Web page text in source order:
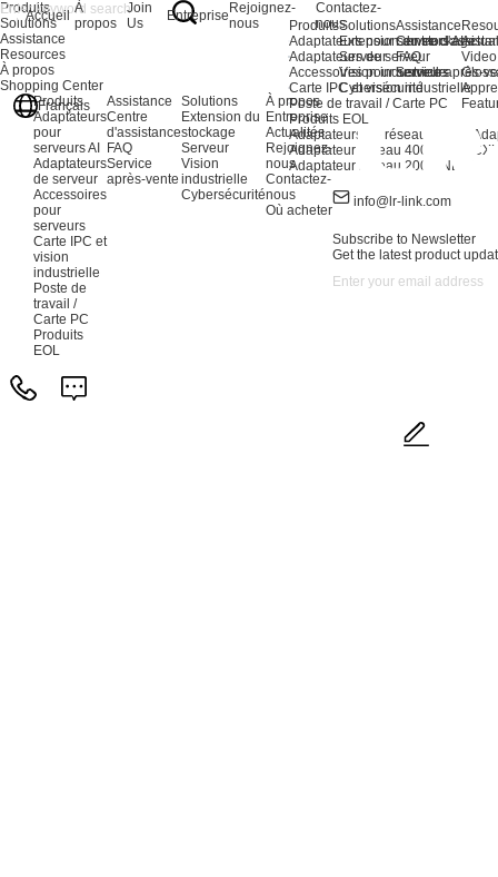
Produits
Adaptateurs pour serveurs AI
Adaptateurs de serveur
Accessoires pour serveurs
Carte IPC et vision industrielle
Poste de travail / Carte PC
Produits EOL
Adaptateurs de réseau AI
Adaptateur réseau 400G
Adaptateur réseau 200G
NEW
Solutions
Extension du stockage
Serveur
Vision industrielle
Cybersécurité
Assistance
Centre
FAQ
Service après-
Video
Produits
Solutions
Assistance
Resources
À propos
Shopping Center
Français
Accueil À
propos
Join
Us
Entreprise Rejoignez-
nous
Contactez-
nous
Produits
Adaptateurs
pour
serveurs AI
Adaptateurs
de serveur
Accessoires
pour
serveurs
Carte IPC et
vision
industrielle
Poste de
travail /
Carte PC
Produits
EOL
Assistance
Centre
d'assistance
FAQ
Service
après-vente
Solutions
Extension du
stockage
Serveur
Vision
industrielle
Cybersécurité
À propos
Entreprise
Actualités
Rejoignez-
nous
Contactez-
nous
Où acheter
info@lr-link.com
Subscribe to Newsletter
Get the latest product